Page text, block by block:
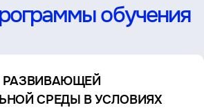
обучения
РАЗВИВАЮЩЕЙ
СРЕДЫ В УСЛОВИЯХ